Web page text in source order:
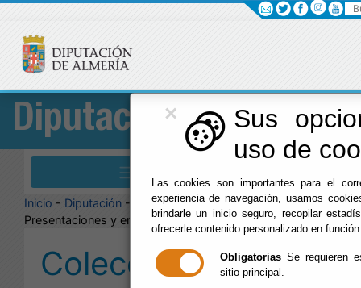
×
Sus
uso de
Las cookies son importantes para el
experiencia de navegación, usamos
brindarle un inicio seguro, recopilar
ofrecerle contenido personalizado en
ObligatoriasSe requieren
sitio principal.
Diputación
Inicio - Diputación - Colección Historia de Almería.
Presentaciones y enlaces • 2026
Colección Historia